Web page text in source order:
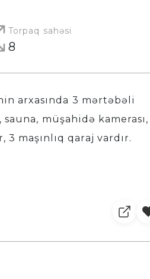
Torpaq sahəsi
8
arxasında 3 mərtəbəli
müşahidə kamerası,
maşınlıq qaraj vardır.